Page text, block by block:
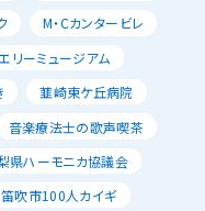
M・Cカンタービレ
リーミュージアム
韮崎東ケ丘病院
音楽療法士の歌声喫茶
県ハーモニカ協議会
笛吹市100人カイギ